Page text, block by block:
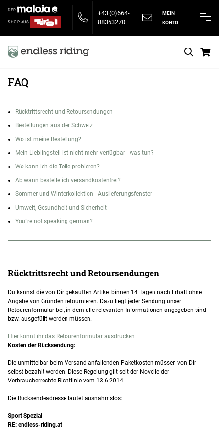
DER
SHOP AUS
+43 (0)664-
88363270
MEIN
KONTO
FAQ
Rücktrittsrecht und Retoursendungen
Bestellungen aus der Schweiz
Wo ist meine Bestellung?
Mein Lieblingsteil ist nicht mehr verfügbar - was tun?
Wo kann ich die Teile probieren?
Ab wann bestelle ich versandkostenfrei?
Sommer und Winterkollektion - Auslieferungsfenster
Umwelt, Gesundheit und Sicherheit
You´re not speaking german?
Rücktrittsrecht und Retoursendungen
Du kannst die von Dir gekauften Artikel binnen 14 Tagen nach Erhalt ohne
Angabe von Gründen retournieren. Dazu liegt jeder Sendung unser
Retourenformular bei, in dem alle relevanten Informationen angegeben sind
bzw. ausgefüllt werden müssen.
Hier könnt ihr das Retourenformular ausdrucken
Kosten der Rücksendung:
Die unmittelbar beim Versand anfallenden Paketkosten müssen von Dir
selbst bezahlt werden. Diese Regelung gilt seit der Novelle der
Verbraucherrechte-Richtlinie vom 13.6.2014.
Die Rücksendeadresse lautet ausnahmslos:
Sport Spezial
RE: endless-riding.at